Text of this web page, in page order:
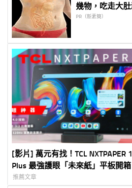
幾物，吃走大
PR（新素簡）
[影片] 萬元有找！TCL NXTPAPER
Plus 最強護眼「未來紙」平板開箱
推薦文章